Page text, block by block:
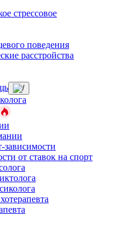
стрессовое
поведения
расстройства
зависимости
от ставок на спорт